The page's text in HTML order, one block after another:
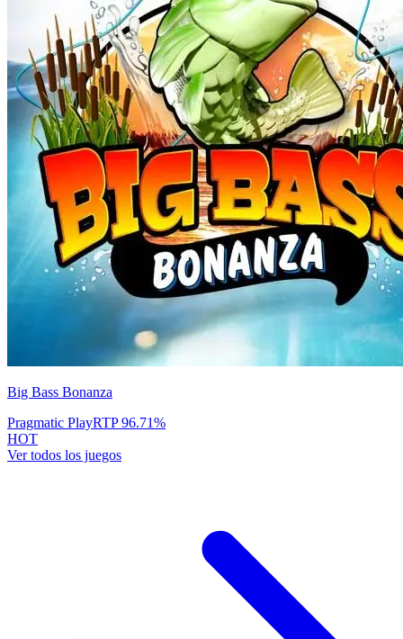
Big Bass Bonanza
Pragmatic PlayRTP96.71%
HOT
Ver todos los juegos